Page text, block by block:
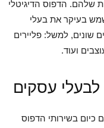
שלהם. הדפוס הדיגיטלי
בעיקר את בעלי
שונים, למשל: פליירים
ועוד.
לבעלי עסקים
בשירותי הדפוס